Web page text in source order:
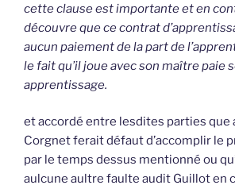
cette clause est importante et en
découvre que ce contrat
aucun paiement de la part de
le fait qu’il joue avec son maître paie
apprentissage.
et accordé entre lesdites parties que
Corgnet ferait défaut d’accomplir le
par le temps dessus mentionné ou
aulcune aultre faulte audit Guillot en